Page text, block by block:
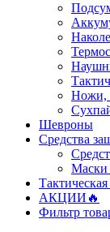
Ножи,
Шевроны
Средства
Маски
АКЦИИ🔥
Фильтр